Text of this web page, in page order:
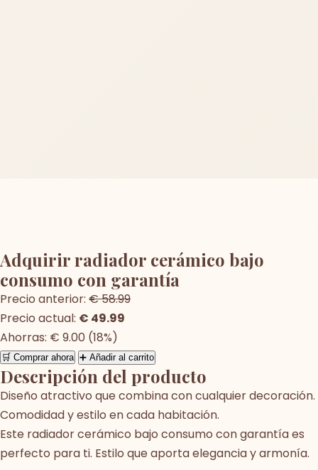
Adquirir radiador cerámico bajo
consumo con garantía
Precio anterior: € 58.99
Precio actual: € 49.99
Ahorras: € 9.00 (18%)
🛒 Comprar ahora ➕ Añadir al carrito
Descripción del producto
Diseño atractivo que combina con cualquier decoración.
Comodidad y estilo en cada habitación.
Este radiador cerámico bajo consumo con garantía es
perfecto para ti. Estilo que aporta elegancia y armonía.